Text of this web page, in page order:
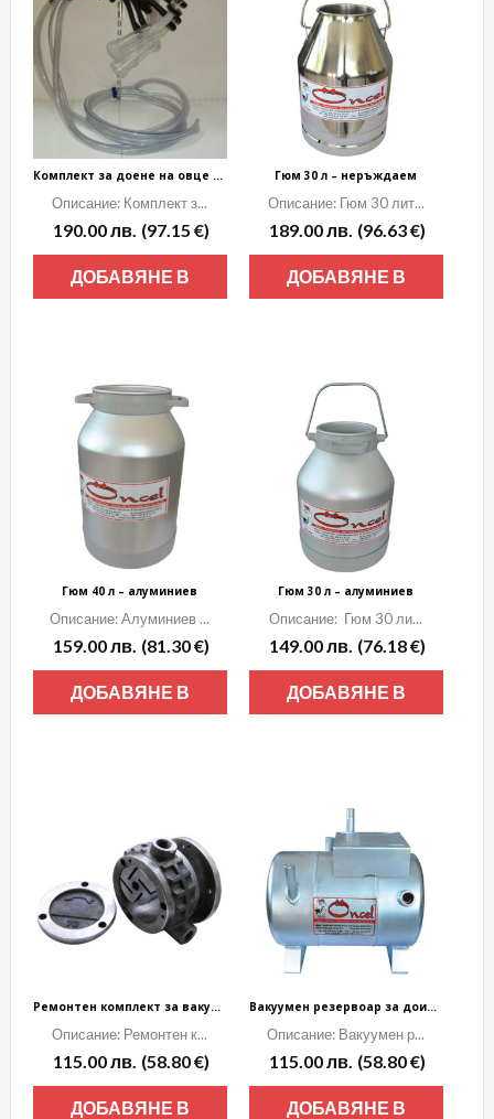
Комплект за доене на овце с маркуч 2м
Описание: Комплект з...
190.00лв. (97.15 €)
ДОБАВЯНЕ В
Гюм 30 л – неръждаем
Описание: Гюм 30 лит...
189.00лв. (96.63 €)
ДОБАВЯНЕ В
Гюм 40 л – алуминиев
Описание: Алуминиев ...
159.00лв. (81.30 €)
ДОБАВЯНЕ В
Гюм 30 л – алуминиев
Описание: Гюм 30 ли...
149.00лв. (76.18 €)
ДОБАВЯНЕ В
Ремонтен комплект за вакуумна помпа – ø70 маслена
Описание: Ремонтен к...
115.00лв. (58.80 €)
ДОБАВЯНЕ В
Вакуумен резервоар за доилни агрегати – маслена помпа
Описание: Вакуумен р...
115.00лв. (58.80 €)
ДОБАВЯНЕ В